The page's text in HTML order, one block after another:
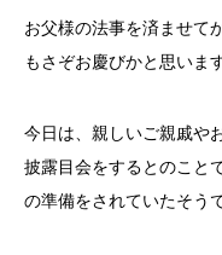
お父様の法事を済ませて
もさぞお慶びかと思います
今日は、親しいご親戚や
披露目会をするとのこと
の準備をされていたそう